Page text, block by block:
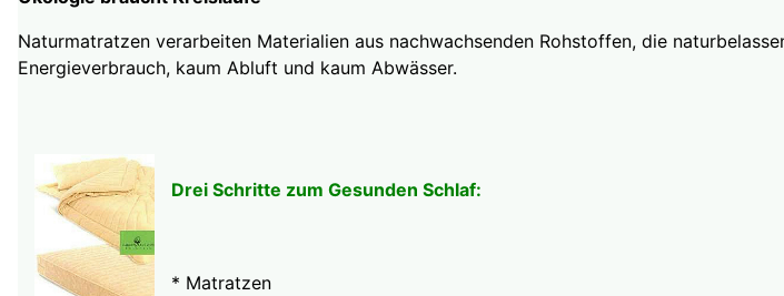
Naturmatratzen verarbeiten Materialien aus nachwachsenden Rohstoffen, die
Energieverbrauch, kaum Abluft und kaum Abwässer.
Drei Schritte zum Gesunden Schlaf:
* Matratzen